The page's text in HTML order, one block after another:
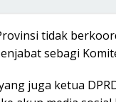
tidak
sebagi
juga ketua